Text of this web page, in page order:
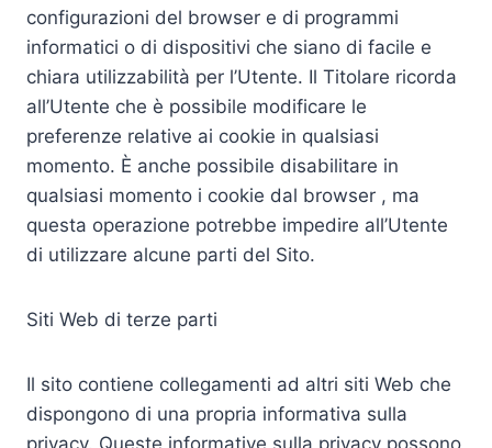
configurazioni del browser e di programmi
informatici o di dispositivi che siano di facile e
chiara utilizzabilità per l’Utente. Il Titolare ricorda
all’Utente che è possibile modificare le
preferenze relative ai cookie in qualsiasi
momento. È anche possibile disabilitare in
qualsiasi momento i cookie dal browser , ma
questa operazione potrebbe impedire all’Utente
di utilizzare alcune parti del Sito.
Siti Web di terze parti
Il sito contiene collegamenti ad altri siti Web che
dispongono di una propria informativa sulla
privacy. Queste informative sulla privacy possono